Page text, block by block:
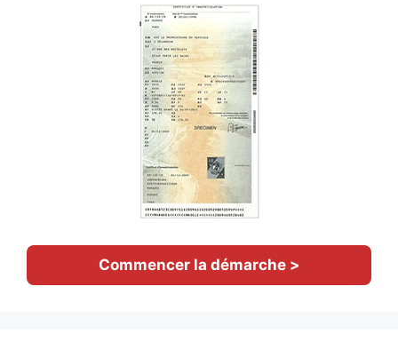
Commencer la démarche >